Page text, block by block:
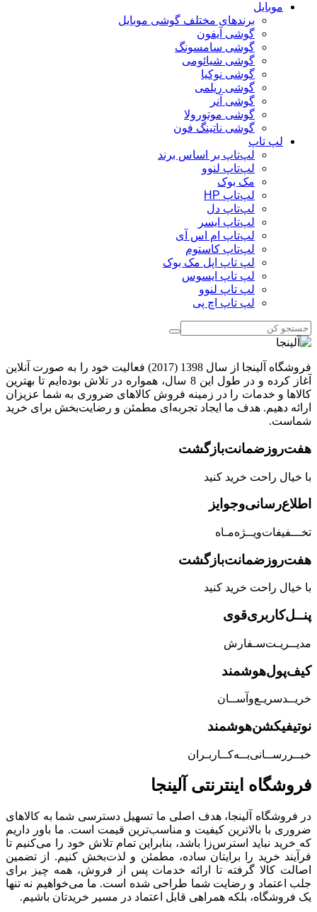
موبایل
برندهای مختلف گوشی موبایل
گوشی آیفون
گوشی سامسونگ
گوشی شیائومی
گوشی نوکیا
گوشی ریلمی
گوشی آنر
گوشی موتورولا
گوشی ناتینگ فون
لپ تاپ
لپ‌تاپ بر اساس برند
لپ‌تاپ لنوو
مک بوک
لپ‌تاپ HP
لپ‌تاپ دل
لپ‌تاپ ایسر
لپ‌تاپ ام اس آی
لپ‌تاپ کاستوم
لپ تاپ اپل مک بوک
لپ تاپ ایسوس
لپ تاپ لنوو
لپ تاپ اچ پی
فروشگاه آلینجا از سال 1398 (2017) فعالیت خود را به صورت آنلاین
آغاز کرده و در طول این 8 سال، همواره در تلاش بوده‌ایم تا بهترین
کالاها و خدمات را در زمینه فروش کالاهای ضروری به شما عزیزان
ارائه دهیم. هدف ما ایجاد تجربه‌ای مطمئن و رضایت‌بخش برای خرید
شماست.
هفت‌روز‌ضمانت‌بازگشت
با خیال راحت خرید کنید
اطلاع‌رسانی‌و‌جوایز
تخـــفیفات‌ویــژه‌مـاه
هفت‌روز‌ضمانت‌بازگشت
با خیال راحت خرید کنید
پنــل‌کاربری‌قوی
مدیــریـت‌سـفارش
کیف‌پول‌هوشمند
خریــد‌سریـع‌و‌آســان
نوتیفیکشن‌هوشمند
خبــررســانی‌بــه‌کــاربـران
فروشگاه‌ اینترنتی‌ آلینجا
در فروشگاه آلینجا، هدف اصلی ما تسهیل دسترسی شما به کالاهای
ضروری با بالاترین کیفیت و مناسب‌ترین قیمت است. ما باور داریم
که خرید نباید استرس‌زا باشد، بنابراین تمام تلاش خود را می‌کنیم تا
فرآیند خرید را برایتان ساده، مطمئن و لذت‌بخش کنیم. از تضمین
اصالت کالا گرفته تا ارائه خدمات پس از فروش، همه چیز برای
جلب اعتماد و رضایت شما طراحی شده است. ما می‌خواهیم نه تنها
یک فروشگاه، بلکه همراهی قابل اعتماد در مسیر خریدتان باشیم.